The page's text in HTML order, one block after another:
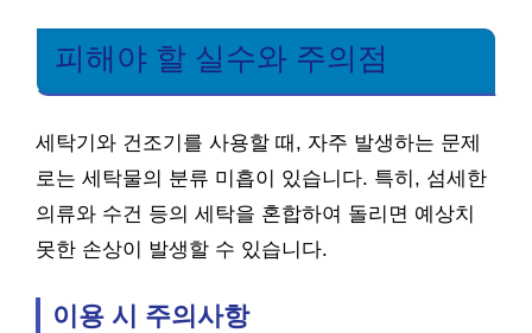
피해야 할 실수와 주의점
세탁기와 건조기를 사용할 때, 자주 발생하는 문제
로는 세탁물의 분류 미흡이 있습니다. 특히, 섬세한
의류와 수건 등의 세탁을 혼합하여 돌리면 예상치
못한 손상이 발생할 수 있습니다.
이용 시 주의사항